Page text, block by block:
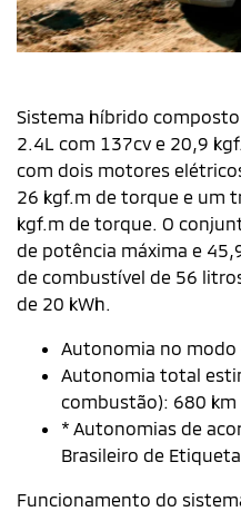
e
EV mode
Tenha liberdade para
NORMAL: o
EV:
SAVE: manterá a
desejado
CHARGE: